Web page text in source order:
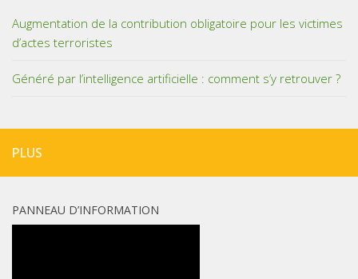
Augmentation de la contribution obligatoire pour les victimes
d’actes terroristes
Généré par l’intelligence artificielle : comment s’y retrouver ?
PLUS
PANNEAU D’INFORMATION